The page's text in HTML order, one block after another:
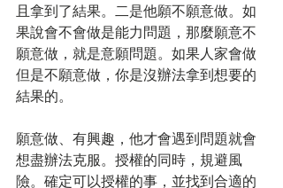
且拿到了結果。二是他願不願意做。如
果說會不會做是能力問題，那麼願意不
願意做，就是意願問題。如果人家會做
但是不願意做，你是沒辦法拿到想要的
結果的。
願意做、有興趣，他才會遇到問題就會
想盡辦法克服。授權的同時，規避風
險。確定可以授權的事，並找到合適的